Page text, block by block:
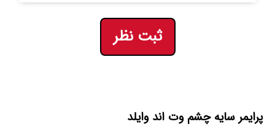
ثبت نظر
پرایمر سایه چشم وت اند وایلد